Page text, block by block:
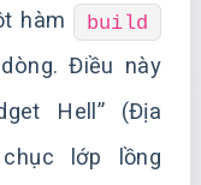
hàm
build
Điều này
Hell” (Địa
lớp lồng